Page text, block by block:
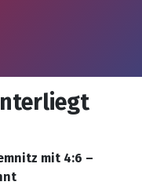
mit 4:6 –